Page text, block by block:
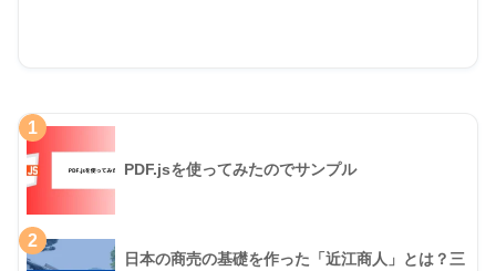
1
PDF.jsを使ってみたのでサンプル
2
日本の商売の基礎を作った「近江商人」とは？三